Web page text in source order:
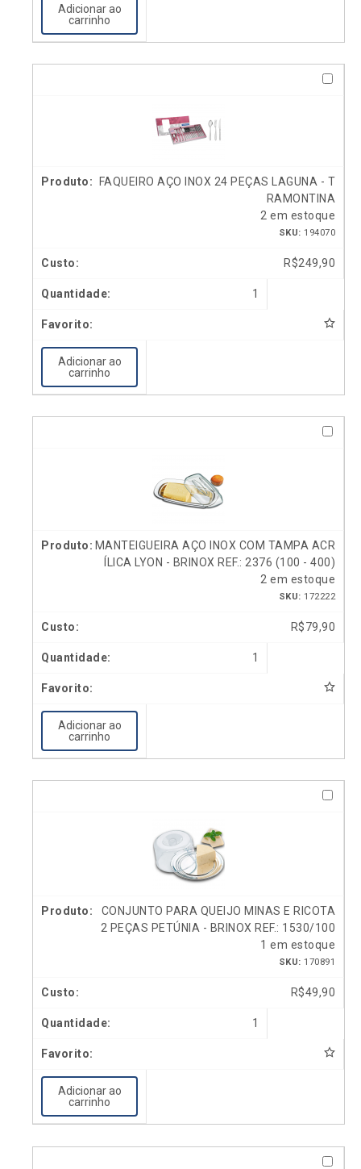
Adicionar ao
carrinho
FAQUEIRO AÇO INOX 24 PEÇAS LAGUNA - T
RAMONTINA
2 em estoque
SKU: 194070
R$249,90
1
Adicionar ao
carrinho
MANTEIGUEIRA AÇO INOX COM TAMPA ACR
ÍLICA LYON - BRINOX REF.: 2376 (100 - 400)
2 em estoque
SKU: 172222
R$79,90
1
Adicionar ao
carrinho
CONJUNTO PARA QUEIJO MINAS E RICOTA
2 PEÇAS PETÚNIA - BRINOX REF.: 1530/100
1 em estoque
SKU: 170891
R$49,90
1
Adicionar ao
carrinho